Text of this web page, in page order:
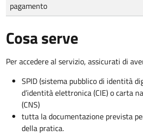
pagamento
Cosa serve
Per accedere al servizio, assicurati di
SPID (sistema pubblico di identità
d’identità elettronica (CIE) o carta
(CNS)
tutta la documentazione prevista
della pratica.